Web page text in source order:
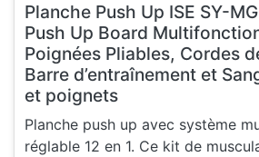
Planche Push Up ISE SY-
Push Up Board
Poignées Pliables, Cordes
Barre d’entraînement et
et poignets
Planche push up avec système
réglable 12 en 1. Ce kit de